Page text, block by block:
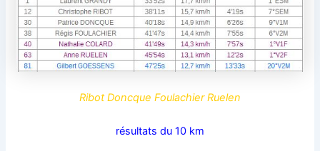
Ribot Doncque Foulachier Ruelen
résultats du 10 km